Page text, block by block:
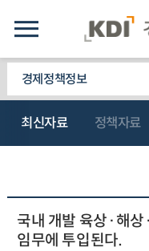
경제정책정보
최신자료 정책자료
국내 개발 육상·해
임무에 투입된다.